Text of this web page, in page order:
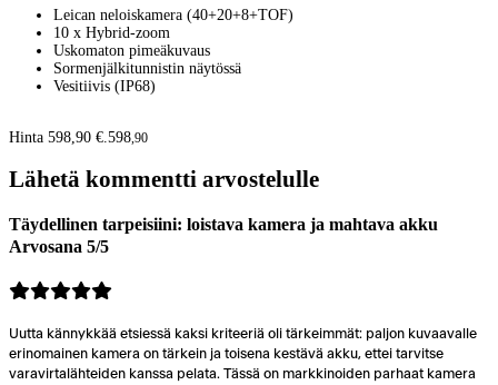
Leican neloiskamera (40+20+8+TOF)
10 x Hybrid-zoom
Uskomaton pimeäkuvaus
Sormenjälkitunnistin näytössä
Vesitiivis (IP68)
Hinta 598,90 €. 598,90
Lähetä kommentti arvostelulle
Täydellinen tarpeisiini: loistava kamera ja mahtava akku
Arvosana 5/5
Uutta kännykkää etsiessä kaksi kriteeriä oli tärkeimmät: paljon kuvaavalle
erinomainen kamera on tärkein ja toisena kestävä akku, ettei tarvitse
varavirtalähteiden kanssa pelata. Tässä on markkinoiden parhaat kamera